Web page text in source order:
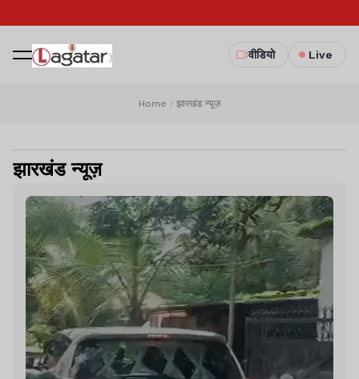
वीडियो Live
Home झारखंड न्यूज़
झारखंड न्यूज़